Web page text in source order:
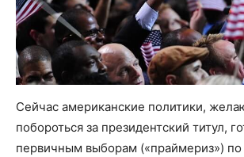
Сейчас американские политики,
побороться за президентский титул,
первичным выборам («праймериз») по